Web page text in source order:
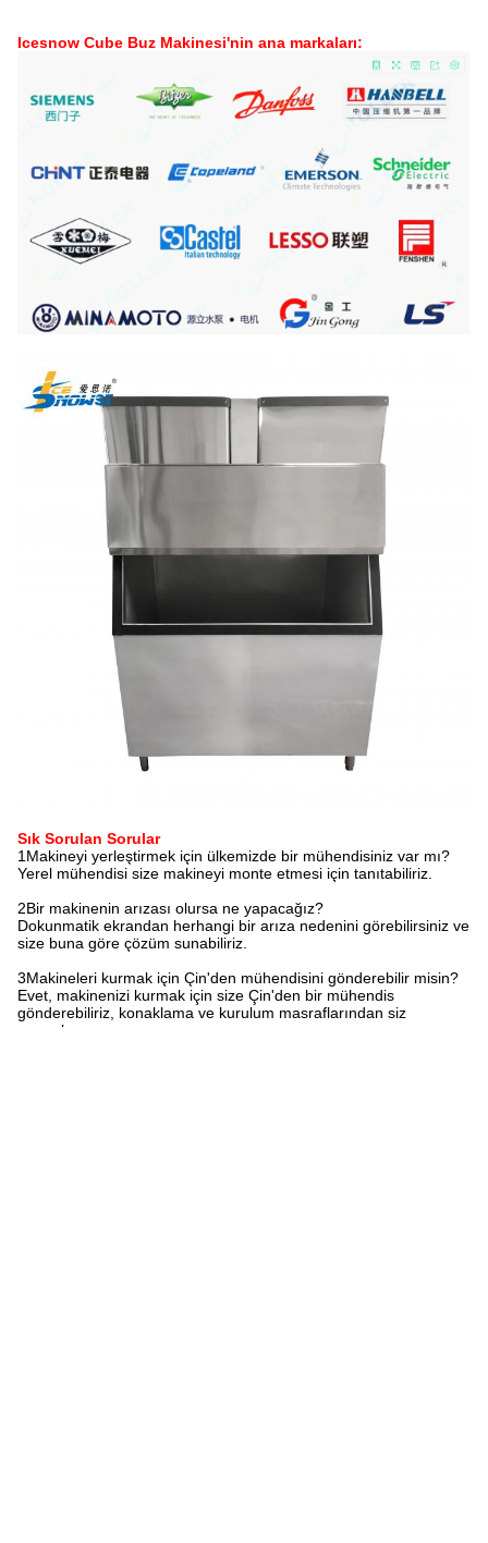
Icesnow Cube Buz Makinesi'nin ana markaları:
Sık Sorulan Sorular
1Makineyi yerleştirmek için ülkemizde bir mühendisiniz var mı?
Yerel mühendisi size makineyi monte etmesi için tanıtabiliriz.
2Bir makinenin arızası olursa ne yapacağız?
Dokunmatik ekrandan herhangi bir arıza nedenini görebilirsiniz ve
size buna göre çözüm sunabiliriz.
3Makineleri kurmak için Çin'den mühendisini gönderebilir misin?
Evet, makinenizi kurmak için size Çin'den bir mühendis
gönderebiliriz, konaklama ve kurulum masraflarından siz
sorumlusunuz.